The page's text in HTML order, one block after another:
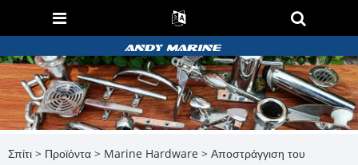
Σπίτι > Προϊόντα > Marine Hardware > Αποστράγγιση του